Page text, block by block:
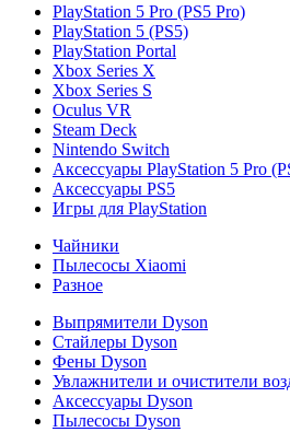
PlayStation 5 Pro (PS5 Pro)
PlayStation 5 (PS5)
PlayStation Portal
Xbox Series X
Xbox Series S
Oculus VR
Steam Deck
Nintendo Switch
Аксессуары PlayStation 5 Pro
Аксессуары PS5
Игры для PlayStation
Чайники
Пылесосы Xiaomi
Разное
Выпрямители Dyson
Стайлеры Dyson
Фены Dyson
Увлажнители и очистители
Аксессуары Dyson
Пылесосы Dyson